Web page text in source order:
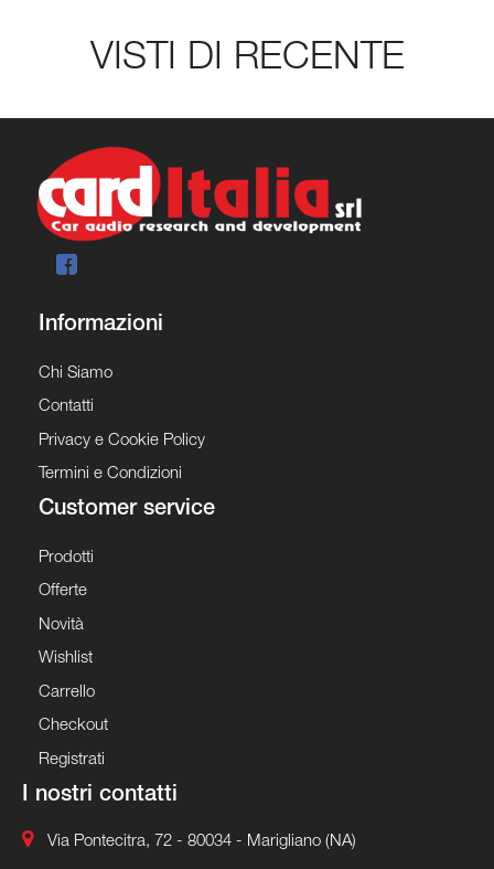
VISTI DI RECENTE
Informazioni
Chi Siamo
Contatti
Privacy e Cookie Policy
Termini e Condizioni
Customer service
Prodotti
Offerte
Novità
Wishlist
Carrello
Checkout
Registrati
I nostri contatti
Via Pontecitra, 72 - 80034 - Marigliano (NA)